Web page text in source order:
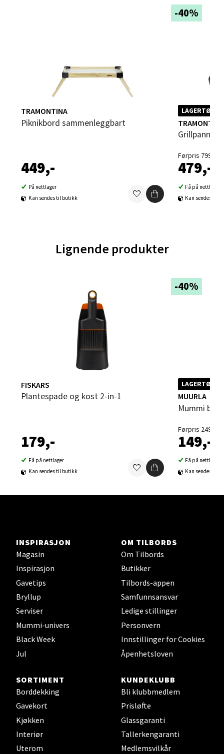
TRAMONTINA
Piknikbord sammenleggbart
449,-
På nettlager
Kan sendes til butikk
-40%
TRAMONTINA
Grillpanne
Førpris 799,-
479,-
Få på nettlager
Kan sendes til
Lignende produkter
FISKARS
Plantespade og kost 2-in-1
179,-
Få på nettlager
Kan sendes til butikk
-40%
MUURLA
Mummi
Førpris 249,-
149,-
Få på nettlager
Kan sendes til
INSPIRASJON
Magasin
Inspirasjon
Gavetips
Bryllup
Serviser
Mummi-univers
Black Week
Jul
OM TILBORDS
Om Tilbords
Butikker
Tilbords-appen
Samfunnsansvar
Ledige stillinger
Personvern
Innstillinger for Cookies
Åpenhetsloven
SORTIMENT
Borddekking
Gavekort
Kjøkken
Interiør
Uterom
KUNDEKLUBB
Bli klubbmedlem
Prisløfte
Glassgaranti
Tallerkengaranti
Medlemsvilkår
Velg
Brodtkorbsgate 7, 1338 Sandvika
Åpent i dag 10-21
0 i butikk
Velg
Bergen - Thon Senter Sartor
Trondheim - Sirkus Shopping
Falkenborgveien 5, 7044 Trondheim
Åpent i dag 09-21
Velg
Ski - Thon Senter Ski
Ski Storsenter, Jernbanesvingen 6, 1400 Ski
Åpent i dag 10-21
Sortland - Sortland Storsenter
Strangata 26, 8400 Sortland
Åpent i dag 10-19
Steinkjer - Thon Senter Steinkjer
Sjøfartsgata 2, 7714 Steinkjer
Åpent i dag 10-20
0 i butikk